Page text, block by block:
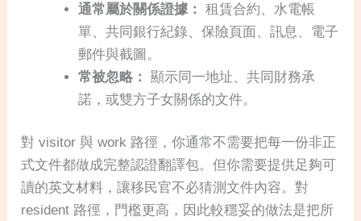
通常屬於關係證據：
租賃合約、水電帳
單、共同銀行紀錄、保險頁面、訊息、電子
郵件與截圖。
常被忽略：
顯示同一地址、共同財務承
諾，或雙方子女關係的文件。
對 visitor 與 work 路徑，你通常不需要把每一份非正
式文件都做成完整認證翻譯包。但你需要提供足夠可
讀的英文材料，讓移民官不必猜測文件內容。對
resident 路徑，門檻更高，因此較穩妥的做法是把所